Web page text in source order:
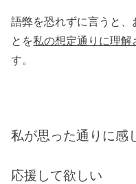
語弊を恐れずに言うと、
とを私の想定通りに理解
す。
私が思った通りに感
応援して欲しい